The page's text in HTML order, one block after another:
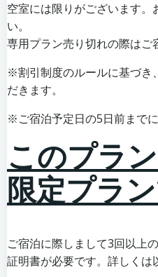
空室には限りがございます。
い。
専用プラン売り切れの際はご
※割引制度のルールに基づき
だきます。
※ご宿泊予定日の5日前までに
このプラ
限定プラン
ご宿泊に際しまして3回以上
証明書が必要です。詳しくは